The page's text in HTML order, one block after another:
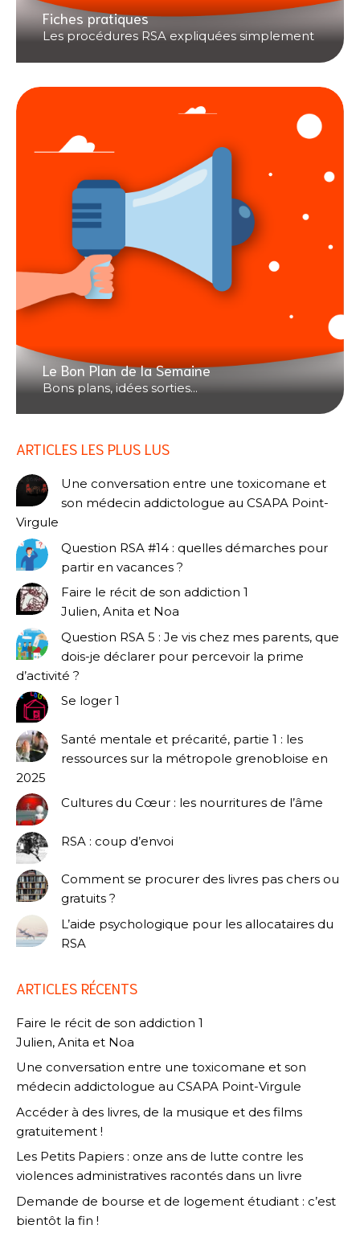
Fiches pratiques
Les procédures RSA expliquées simplement
Le Bon Plan de la Semaine
Bons plans, idées sorties...
ARTICLES LES PLUS LUS
Une conversation entre une toxicomane et
son médecin addictologue au CSAPA Point-
Virgule
Question RSA #14 : quelles démarches pour
partir en vacances ?
Faire le récit de son addiction 1
Julien, Anita et Noa
Question RSA 5 : Je vis chez mes parents, que
dois-je déclarer pour percevoir la prime
d’activité ?
Se loger 1
Santé mentale et précarité, partie 1 : les
ressources sur la métropole grenobloise en
2025
Cultures du Cœur : les nourritures de l’âme
RSA : coup d’envoi
Comment se procurer des livres pas chers ou
gratuits ?
L’aide psychologique pour les allocataires du
RSA
ARTICLES RÉCENTS
Faire le récit de son addiction 1
Julien, Anita et Noa
Une conversation entre une toxicomane et son
médecin addictologue au CSAPA Point-Virgule
Accéder à des livres, de la musique et des films
gratuitement !
Les Petits Papiers : onze ans de lutte contre les
violences administratives racontés dans un livre
Demande de bourse et de logement étudiant : c’est
bientôt la fin !